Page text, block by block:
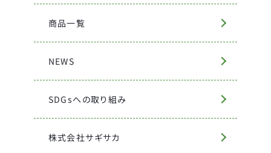
商品一覧
NEWS
SDGsへの取り組み
株式会社サギサカ